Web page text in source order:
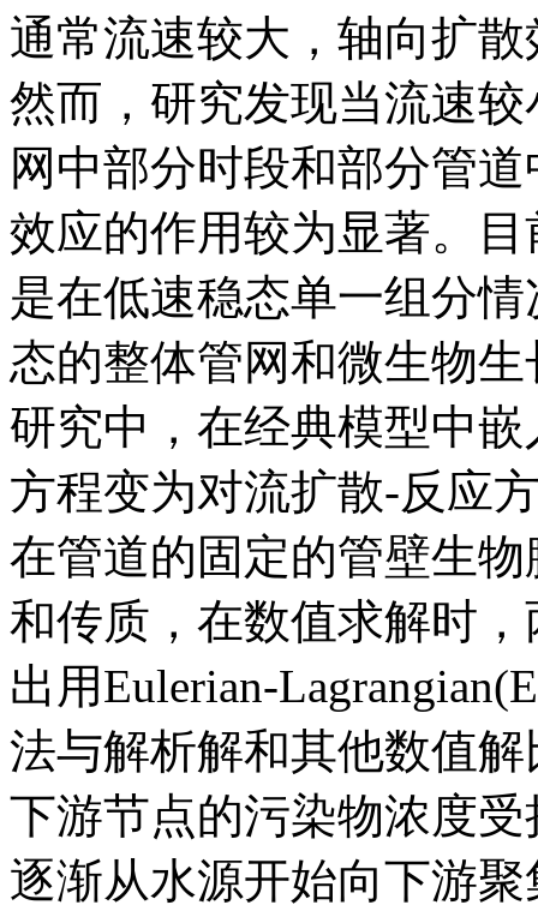
通常流速较大，轴向扩
然而，研究发现当流速
网中部分时段和部分管
效应的作用较为显著。
是在低速稳态单一组分
态的整体管网和微生物
研究中，在经典模型中
方程变为对流扩散-反应
在管道的固定的管壁生
和传质，在数值求解时
出用Eulerian-
法与解析解和其他数值
下游节点的污染物浓度
逐渐从水源开始向下游